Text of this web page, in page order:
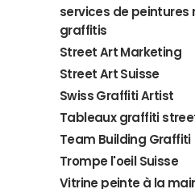
services de peintures
graffitis
Street Art Marketing
Street Art Suisse
Swiss Graffiti Artist
Tableaux graffiti
Team Building Graffiti
Trompe l'oeil Suisse
Vitrine peinte à la